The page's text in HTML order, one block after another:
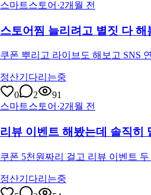
스마트스토어 ·2개월 전
스토어찜 늘리려고 별짓 다 해
쿠폰 뿌리고 라이브도 해보고 SNS
정산기다리는중
0
2
91
스마트스토어 ·2개월 전
리뷰 이벤트 해봤는데 솔직히
쿠폰 5천원짜리 걸고 리뷰 이벤트
정산기다리는중